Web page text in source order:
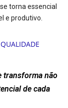
torna essencial
e produtivo.
transforma não
de cada